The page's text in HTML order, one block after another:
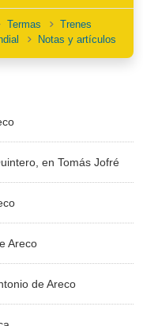
Termas
Trenes
Notas y artículos
en Tomás Jofré
Areco
de Areco